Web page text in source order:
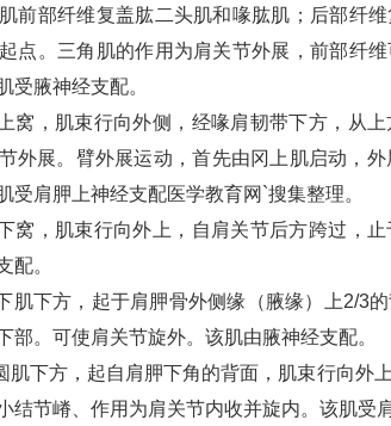
前部纤维复盖肱二头肌和喙肱肌；后部纤
点。三角肌的作用为肩关节外展，前部纤
受腋神经支配。
，肌束行向外侧，经喙肩韧带下方，从上
外展。臂外展运动，首先由冈上肌启动，
受肩胛上神经支配医学教育网`搜集整理。
，肌束行向外上，自肩关节后方跨过，止
配。
下方，起于肩胛骨外侧缘（腋缘）上2/3的
部。可使肩关节旋外。该肌由腋神经支配。
下方，起自肩胛下角的背面，肌束行向外
结节嵴、作用为肩关节内收并旋内。该肌受